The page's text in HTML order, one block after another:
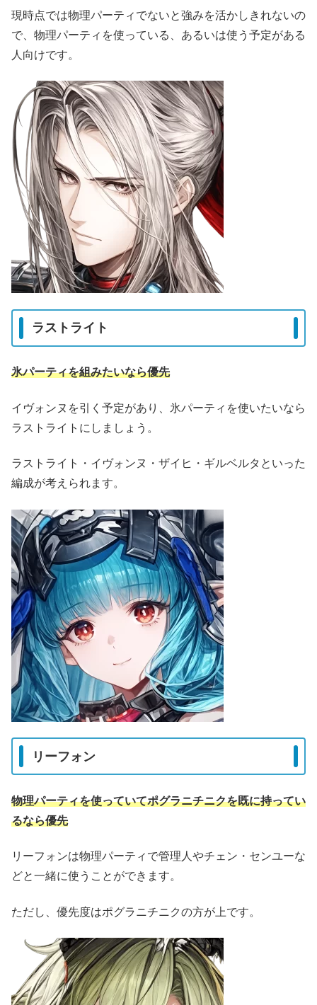
現時点では物理パーティでないと強みを活かしきれないの
で、物理パーティを使っている、あるいは使う予定がある
人向けです。
ラストライト
氷パーティを組みたいなら優先
イヴォンヌを引く予定があり、氷パーティを使いたいなら
ラストライトにしましょう。
ラストライト・イヴォンヌ・ザイヒ・ギルベルタといった
編成が考えられます。
リーフォン
物理パーティを使っていてポグラニチニクを既に持ってい
るなら優先
リーフォンは物理パーティで管理人やチェン・センユーな
どと一緒に使うことができます。
ただし、優先度はポグラニチニクの方が上です。